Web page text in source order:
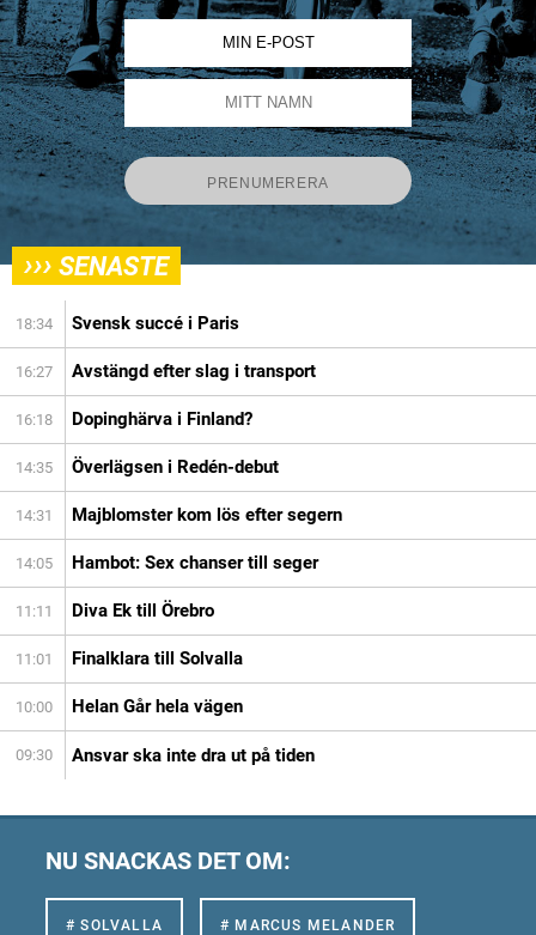
››› SENASTE
18:34 Svensk succé i Paris
16:27 Avstängd efter slag i transport
16:18 Dopinghärva i Finland?
14:35 Överlägsen i Redén-debut
14:31 Majblomster kom lös efter segern
14:05 Hambot: Sex chanser till seger
11:11 Diva Ek till Örebro
11:01 Finalklara till Solvalla
10:00 Helan Går hela vägen
09:30 Ansvar ska inte dra ut på tiden
NU SNACKAS DET OM:
# SOLVALLA # MARCUS MELANDER